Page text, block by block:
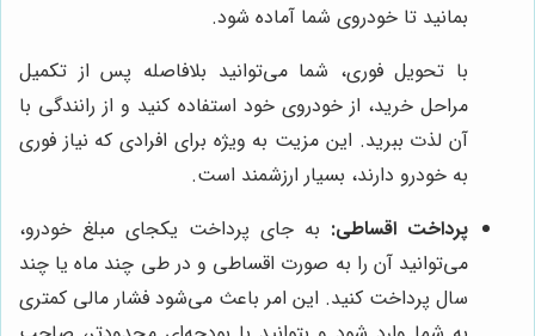
بمانید تا خودروی شما آماده شود.
با تحویل فوری، شما می‌توانید بلافاصله پس از تکمیل
مراحل خرید، از خودروی خود استفاده کنید و از رانندگی با
آن لذت ببرید. این مزیت به ویژه برای افرادی که نیاز فوری
به خودرو دارند، بسیار ارزشمند است.
پرداخت اقساطی: به جای پرداخت یکجای مبلغ خودرو،
می‌توانید آن را به صورت اقساطی و در طی چند ماه یا چند
سال پرداخت کنید. این امر باعث می‌شود فشار مالی کمتری